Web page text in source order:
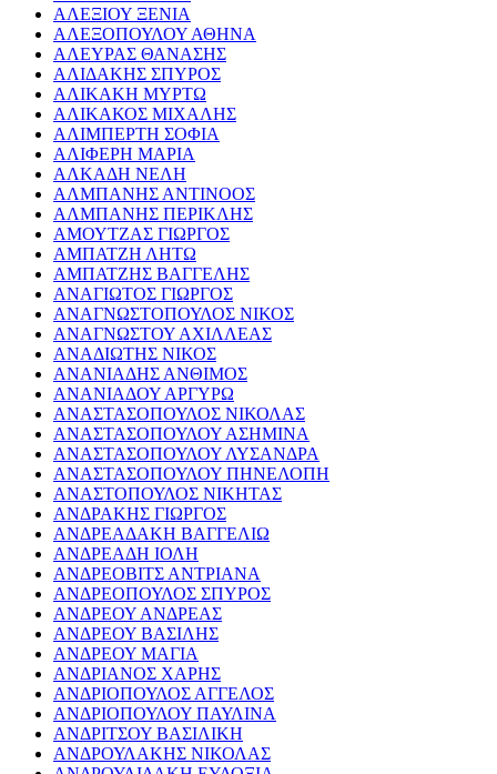
ΑΛΕΞΙΟΥ ΞΕΝΙΑ
ΑΛΕΞΟΠΟΥΛΟΥ ΑΘΗΝΑ
ΑΛΕΥΡΑΣ ΘΑΝΑΣΗΣ
ΑΛΙΔΑΚΗΣ ΣΠΥΡΟΣ
ΑΛΙΚΑΚΗ ΜΥΡΤΩ
ΑΛΙΚΑΚΟΣ ΜΙΧΑΛΗΣ
ΑΛΙΜΠΕΡΤΗ ΣΟΦΙΑ
ΑΛΙΦΕΡΗ ΜΑΡΙΑ
ΑΛΚΑΔΗ ΝΕΛΗ
ΑΛΜΠΑΝΗΣ ΑΝΤΙΝΟΟΣ
ΑΛΜΠΑΝΗΣ ΠΕΡΙΚΛΗΣ
ΑΜΟΥΤΖΑΣ ΓΙΩΡΓΟΣ
ΑΜΠΑΤΖΗ ΛΗΤΩ
ΑΜΠΑΤΖΗΣ ΒΑΓΓΕΛΗΣ
ΑΝΑΓΙΩΤΟΣ ΓΙΩΡΓΟΣ
ΑΝΑΓΝΩΣΤΟΠΟΥΛΟΣ ΝΙΚΟΣ
ΑΝΑΓΝΩΣΤΟΥ ΑΧΙΛΛΕΑΣ
ΑΝΑΔΙΩΤΗΣ ΝΙΚΟΣ
ΑΝΑΝΙΑΔΗΣ ΑΝΘΙΜΟΣ
ΑΝΑΝΙΑΔΟΥ ΑΡΓΥΡΩ
ΑΝΑΣΤΑΣΟΠΟΥΛΟΣ ΝΙΚΟΛΑΣ
ΑΝΑΣΤΑΣΟΠΟΥΛΟΥ ΑΣΗΜΙΝΑ
ΑΝΑΣΤΑΣΟΠΟΥΛΟΥ ΛΥΣΑΝΔΡΑ
ΑΝΑΣΤΑΣΟΠΟΥΛΟΥ ΠΗΝΕΛΟΠΗ
ΑΝΑΣΤΟΠΟΥΛΟΣ ΝΙΚΗΤΑΣ
ΑΝΔΡΑΚΗΣ ΓΙΩΡΓΟΣ
ΑΝΔΡΕΑΔΑΚΗ ΒΑΓΓΕΛΙΩ
ΑΝΔΡΕΑΔΗ ΙΟΛΗ
ΑΝΔΡΕΟΒΙΤΣ ΑΝΤΡΙΑΝΑ
ΑΝΔΡΕΟΠΟΥΛΟΣ ΣΠΥΡΟΣ
ΑΝΔΡΕΟΥ ΑΝΔΡΕΑΣ
ΑΝΔΡΕΟΥ ΒΑΣΙΛΗΣ
ΑΝΔΡΕΟΥ ΜΑΓΙΑ
ΑΝΔΡΙΑΝΟΣ ΧΑΡΗΣ
ΑΝΔΡΙΟΠΟΥΛΟΣ ΑΓΓΕΛΟΣ
ΑΝΔΡΙΟΠΟΥΛΟΥ ΠΑΥΛΙΝΑ
ΑΝΔΡΙΤΣΟΥ ΒΑΣΙΛΙΚΗ
ΑΝΔΡΟΥΛΑΚΗΣ ΝΙΚΟΛΑΣ